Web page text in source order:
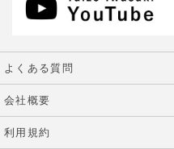
よくある質問
会社概要
利用規約